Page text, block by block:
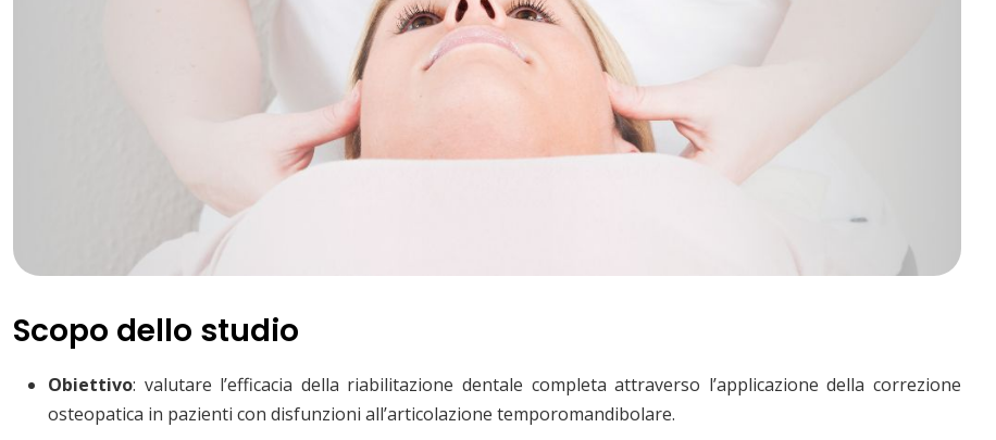
Scopo dello studio
Obiettivo: valutare l’efficacia della riabilitazione dentale completa attraverso l’applicazione della correzione
osteopatica in pazienti con disfunzioni all’articolazione temporomandibolare.